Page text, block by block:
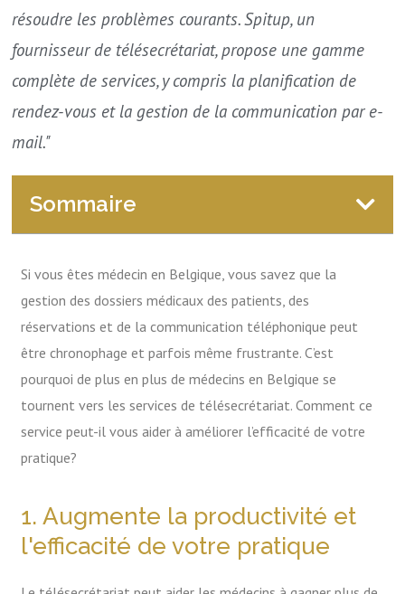
résoudre les problèmes courants. Spitup, un
fournisseur de télésecrétariat, propose une gamme
complète de services, y compris la planification de
rendez-vous et la gestion de la communication par e-
mail."
Sommaire
Si vous êtes médecin en Belgique, vous savez que la
gestion des dossiers médicaux des patients, des
réservations et de la communication téléphonique peut
être chronophage et parfois même frustrante. C’est
pourquoi de plus en plus de médecins en Belgique se
tournent vers les services de télésecrétariat. Comment ce
service peut-il vous aider à améliorer l’efficacité de votre
pratique?
1. Augmente la productivité et
l'efficacité de votre pratique